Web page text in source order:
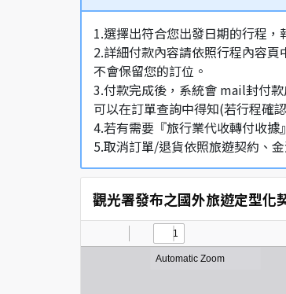
1.選擇出符合您出發日期的行程
2.詳細付款內容請依照行程內容
不會保留您的訂位。
3.付款完成後，系統會 mail封付
可以在訂單查詢中得知(若行程確
4.若有需要『旅行業代收轉付收據
5.取消訂單/退貨依照旅遊契約、
觀光署發布之國外旅遊定型化